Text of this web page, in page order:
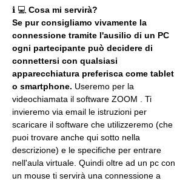
ℹ 💻 Cosa mi servirà?
Se pur consigliamo vivamente la
connessione tramite l'ausilio di un PC
ogni partecipante può decidere di
connettersi con qualsiasi
apparecchiatura preferisca come tablet
o smartphone. Useremo per la
videochiamata il software ZOOM . Ti
invieremo via email le istruzioni per
scaricare il software che utilizzeremo (che
puoi trovare anche qui sotto nella
descrizione) e le specifiche per entrare
nell'aula virtuale. Quindi oltre ad un pc con
un mouse ti servirà una connessione a